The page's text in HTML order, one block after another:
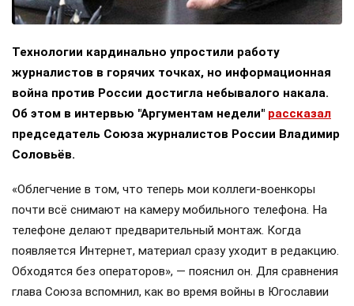
Технологии кардинально упростили работу
журналистов в горячих точках, но информационная
война против России достигла небывалого накала.
Об этом в интервью "Аргументам недели" рассказал
председатель Союза журналистов России Владимир
Соловьёв.
«Облегчение в том, что теперь мои коллеги-военкоры
почти всё снимают на камеру мобильного телефона. На
телефоне делают предварительный монтаж. Когда
появляется Интернет, материал сразу уходит в редакцию.
Обходятся без операторов», — пояснил он. Для сравнения
глава Союза вспомнил, как во время войны в Югославии